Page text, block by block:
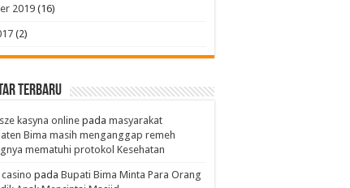
2019(16)
(2)
Terbaru
kasyna online pada masyarakat
Bima masih menganggap remeh
mematuhi protokol Kesehatan
pada Bupati Bima Minta Para Orang